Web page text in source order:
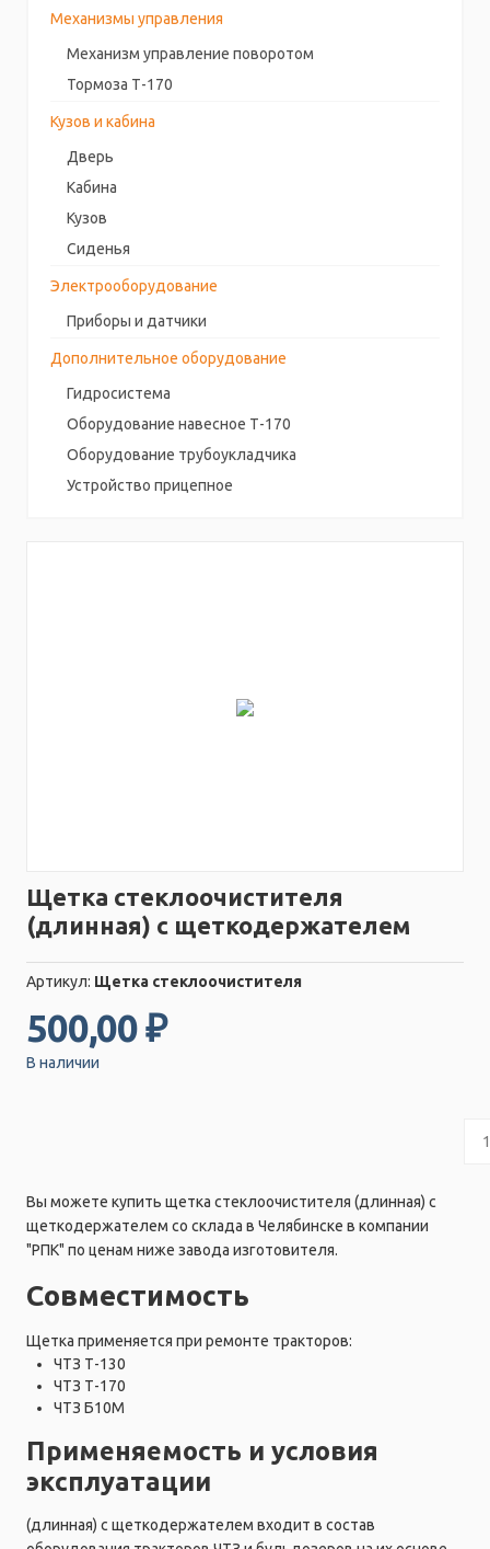
Механизмы управления
Механизм управление поворотом
Тормоза Т-170
Кузов и кабина
Дверь
Кабина
Кузов
Сиденья
Электрооборудование
Приборы и датчики
Дополнительное оборудование
Гидросистема
Оборудование навесное Т-170
Оборудование трубоукладчика
Устройство прицепное
Щетка стеклоочистителя
(длинная) с щеткодержателем
Артикул: Щетка стеклоочистителя
500,00 ₽
В наличии
Вы можете купить щетка стеклоочистителя (длинная) с
щеткодержателем со склада в Челябинске в компании
"РПК" по ценам ниже завода изготовителя.
Совместимость
Щетка применяется при ремонте тракторов:
ЧТЗ Т-130
ЧТЗ Т-170
ЧТЗ Б10М
Применяемость и условия
эксплуатации
(длинная) с щеткодержателем входит в состав